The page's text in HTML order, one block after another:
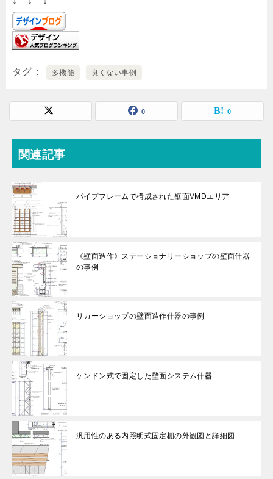
タグ 多機能 良くない事例
0 0
関連記事
パイプフレームで構成された壁面VMDエリア
《壁面造作》ステーショナリーショップの壁面什器
の事例
リカーショップの壁面造作什器の事例
ケンドン式で固定した壁面システム什器
汎用性のある内照明式固定棚の外観図と詳細図